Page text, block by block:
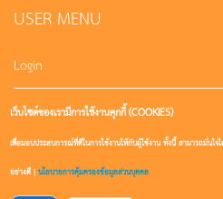
USER MENU
Login
Sign up
User account
เว็บไซต์ของเรามีการใช้งานคุกกี้ (COOKIES)
เพื่อมอบประสบการณ์ที่ดีในการใช้งานให้กับผู้ใช้งาน ทั้งนี้ สามารถมั่นใ
อย่างดี |นโยบายการคุ้มครองข้อมูลส่วนบุคคล